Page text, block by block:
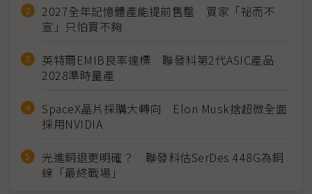
2027全年記憶體產能提前售罄 買家「祕而不
宣」只怕買不夠
英特爾EMIB良率達標 聯發科第2代ASIC產品
2028準時量產
SpaceX晶片採購大轉向 Elon Musk捨超微全面
採用NVIDIA
光進銅退更明確？ 聯發科估SerDes 448G為銅
線「最終戰場」